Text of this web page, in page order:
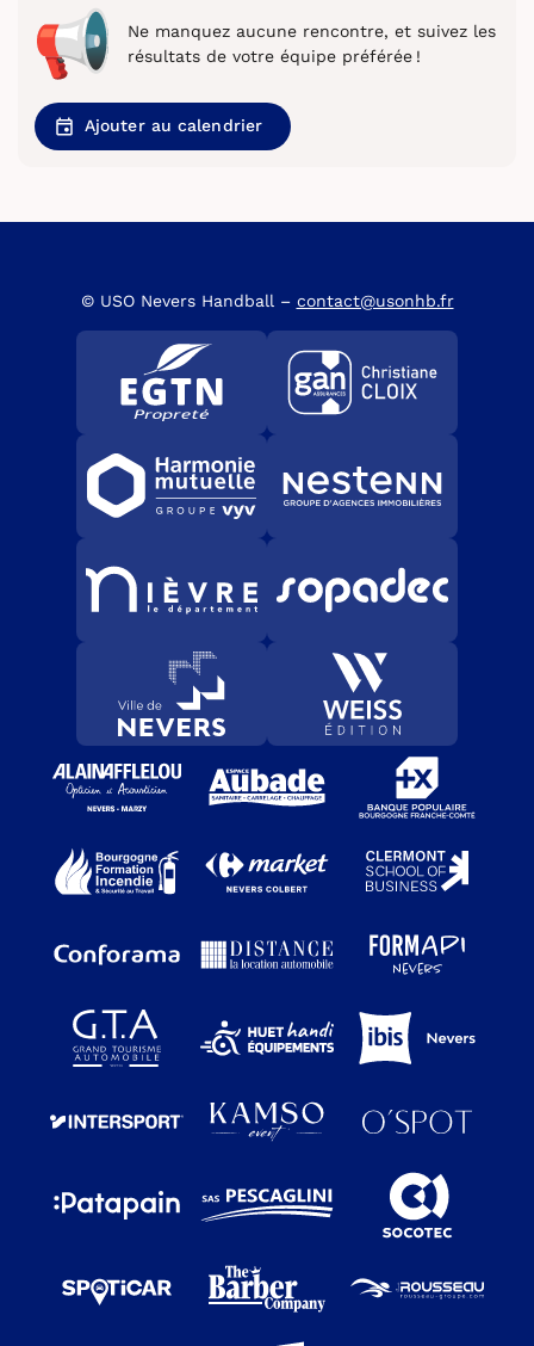
Ne manquez aucune rencontre, et suivez les
résultats de votre équipe préférée !
Ajouter au calendrier
© USO Nevers Handball – contact@usonhb.fr